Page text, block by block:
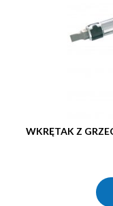
WKRĘTAK Z GRZECHOTKĄ + 12SZT KOŃCÓWEK CR-V,